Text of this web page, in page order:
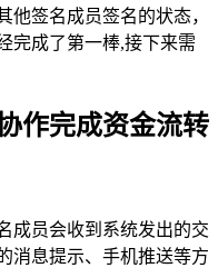
他签名成员签名的状态，
完成了第一棒,接下来需
作完成资金流转
成员会收到系统发出的交
消息提示、手机推送等方